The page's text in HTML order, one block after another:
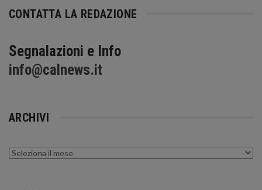
CONTATTA LA REDAZIONE
Segnalazioni e Info
info@calnews.it
ARCHIVI
Archivi